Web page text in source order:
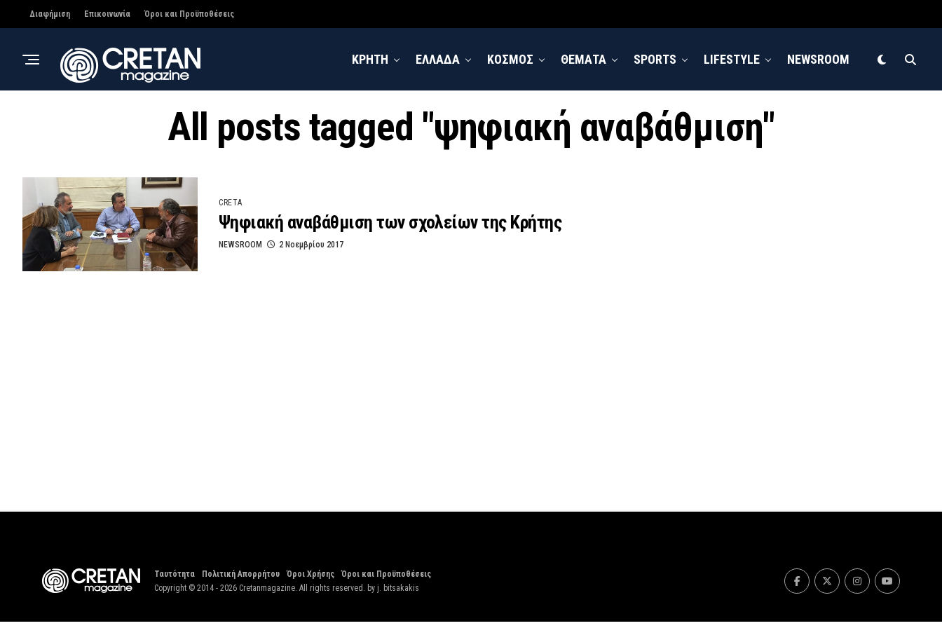
Διαφήμιση Επικοινωνία Όροι και Προϋποθέσεις
ΚΡΗΤΗ ΕΛΛΑΔΑ ΚΟΣΜΟΣ ΘΕΜΑΤΑ SPORTS LIFESTYLE NEWSROOM
All posts tagged "ψηφιακή αναβάθμιση"
CRETA
Ψηφιακή αναβάθμιση των σχολείων της Κρήτης
NEWSROOM 2 Νοεμβρίου 2017
Ταυτότητα Πολιτική Απορρήτου Όροι Χρήσης
Όροι και Προϋποθέσεις
Copyright © 2014 - 2026 Cretanmagazine. All rights reserved. by j. bitsakakis